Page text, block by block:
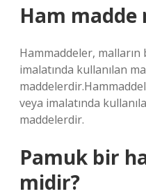
Ham madde
Hammaddeler,
imalatında kullanılan
veya imalatında
maddelerdir.
Pamuk bir
midir?